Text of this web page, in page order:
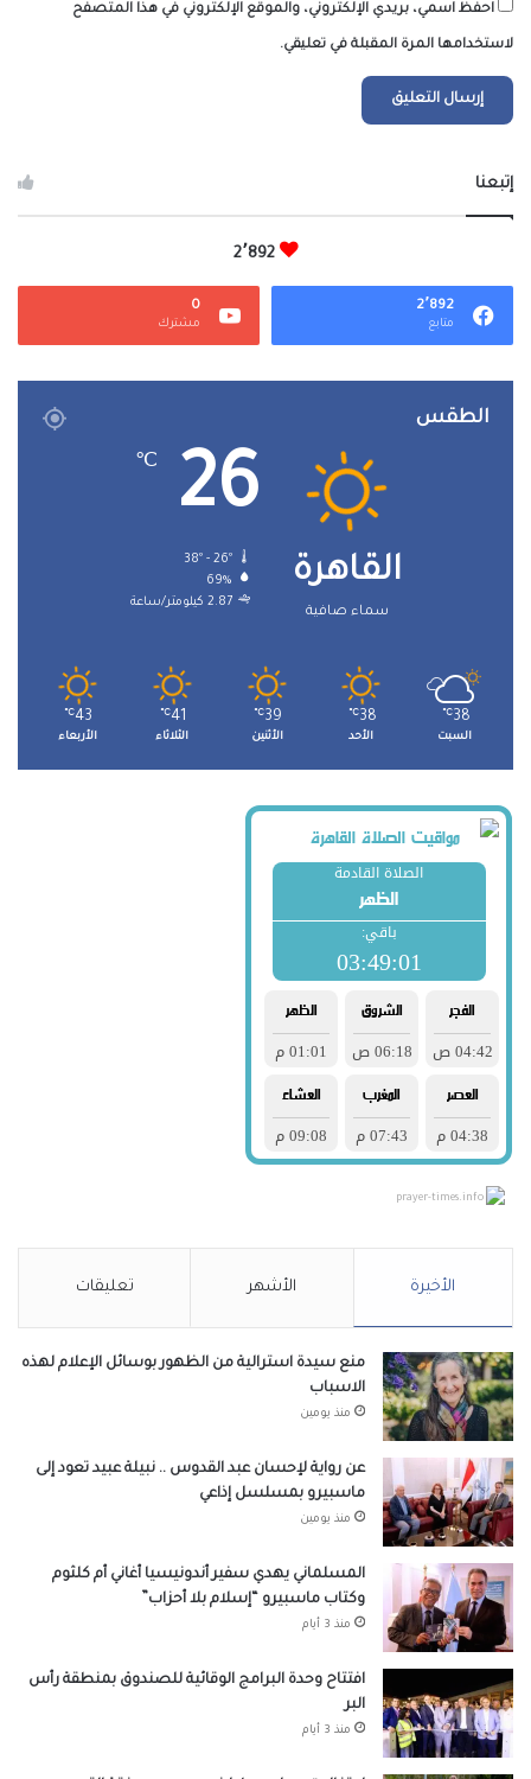
احفظ اسمي، بريدي الإلكتروني، والموقع الإلكتروني في هذا المتصفح
لاستخدامها المرة المقبلة في تعليقي.
إتبعنا
2٬892
2٬892
متابع
0
مشترك
الطقس
القاهرة
سماء صافية
26
℃
38º - 26º
69%
2.87 كيلومتر/ساعة
38
℃
السبت
38
℃
الأحد
39
℃
الأثنين
41
℃
الثلاثاء
43
℃
الأربعاء
prayer-times.info
الأخيرة الأشهر تعليقات
منع سيدة استرالية من الظهور بوسائل الإعلام لهذه
الاسباب
منذ يومين
عن رواية لإحسان عبد القدوس .. نبيلة عبيد تعود إلى
ماسبيرو بمسلسل إذاعي
منذ يومين
المسلماني يهدي سفير أندونيسيا أغاني أم كلثوم
وكتاب ماسبيرو “إسلام بلا أحزاب”
منذ 3 أيام
افتتاح وحدة البرامج الوقائية للصندوق بمنطقة رأس
البر
منذ 3 أيام